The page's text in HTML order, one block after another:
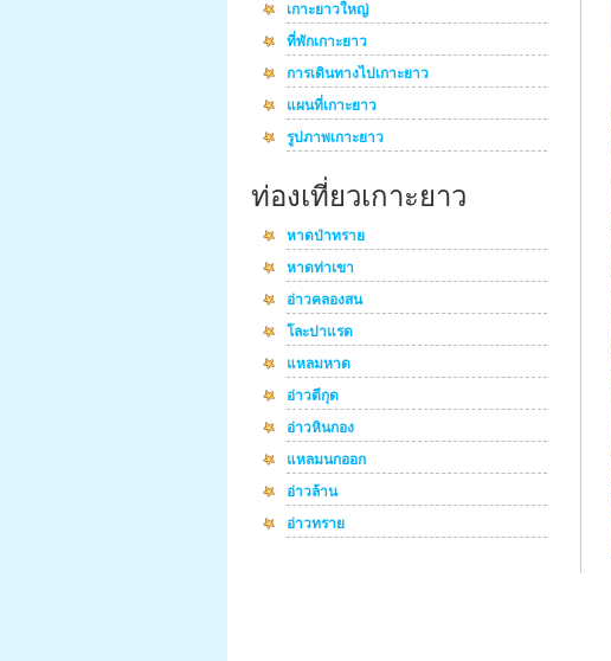
เกาะยาวใหญ่
ที่พักเกาะยาว
การเดินทางไปเกาะยาว
แผนที่เกาะยาว
รูปภาพเกาะยาว
ท่องเที่ยวเกาะยาว
หาดป่าทราย
หาดท่าเขา
อ่าวคลองสน
โละปาแรด
แหลมหาด
อ่าวตีกุด
อ่าวหินกอง
แหลมนกออก
อ่าวล้าน
อ่าวทราย